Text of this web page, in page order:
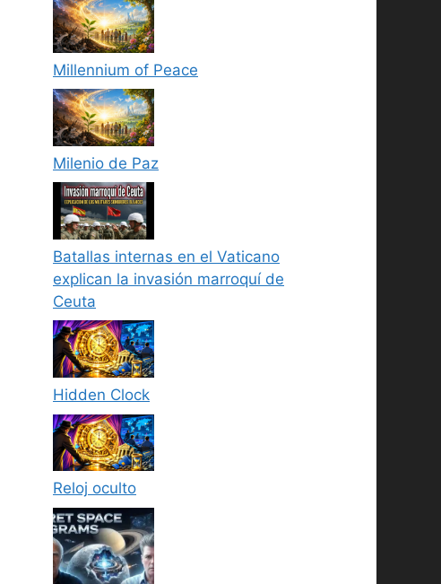
Millennium of Peace
Milenio de Paz
Batallas internas en el Vaticano
explican la invasión marroquí de
Ceuta
Hidden Clock
Reloj oculto